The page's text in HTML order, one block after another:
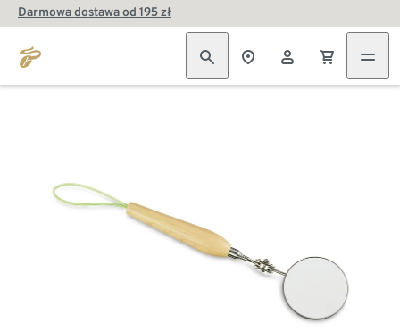
Darmowa dostawa od 195 zł